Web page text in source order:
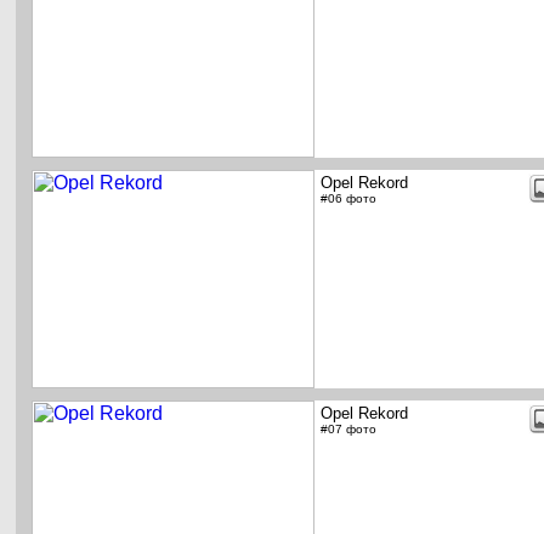
Opel Rekord
#06 фото
Opel Rekord
#07 фото